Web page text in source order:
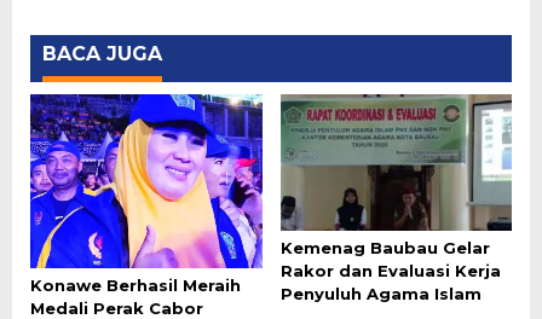
BACA JUGA
Konawe Berhasil Meraih
Medali Perak Cabor
Kemenag Baubau Gelar
Rakor dan Evaluasi Kerja
Penyuluh Agama Islam